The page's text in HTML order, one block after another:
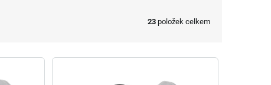
23 položek celkem